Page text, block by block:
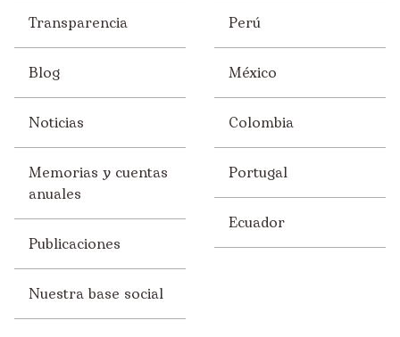
Transparencia
Blog
Noticias
Memorias y cuentas
anuales
Publicaciones
Nuestra base social
Perú
México
Colombia
Portugal
Ecuador